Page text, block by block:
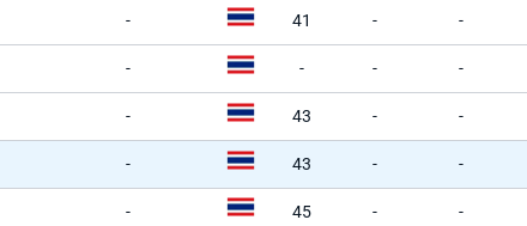
- 41 - -
- - - -
- 43 - -
- 43 - -
- 45 - -